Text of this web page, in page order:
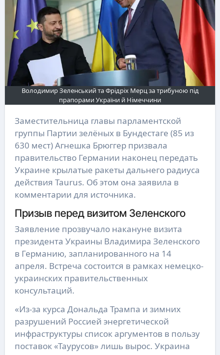
Володимир Зеленський та Фрідріх Мерц за трибуною під
прапорами України й Німеччини
Заместительница главы парламентской
группы Партии зелёных в Бундестаге (85 из
630 мест) Агнешка Брюггер призвала
правительство Германии наконец передать
Украине крылатые ракеты дальнего радиуса
действия Taurus. Об этом она заявила в
комментарии для источника.
Призыв перед визитом Зеленского
Заявление прозвучало накануне визита
президента Украины Владимира Зеленского
в Германию, запланированного на 14
апреля. Встреча состоится в рамках немецко-
украинских правительственных
консультаций.
«Из-за курса Дональда Трампа и зимних
разрушений Россией энергетической
инфраструктуры список аргументов в пользу
поставок «Таурусов» лишь вырос. Украина